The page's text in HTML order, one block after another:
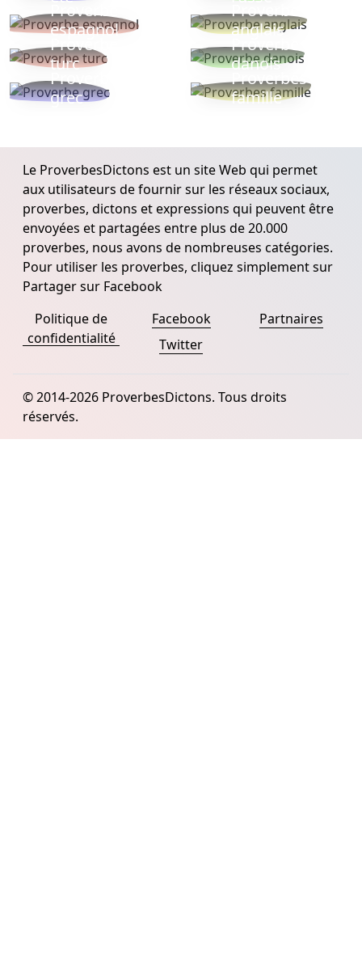
Proverbe
espagnol
Proverbe
anglais
Proverbe
turc
Proverbe
danois
Proverbe
grec
Proverbes
famille
Le ProverbesDictons est un site Web qui permet
aux utilisateurs de fournir sur les réseaux sociaux,
proverbes, dictons et expressions qui peuvent être
envoyées et partagées entre plus de 20.000
proverbes, nous avons de nombreuses catégories.
Pour utiliser les proverbes, cliquez simplement sur
Partager sur Facebook
Politique de
confidentialité
Facebook
Twitter
Partnaires
© 2014-2026 ProverbesDictons. Tous droits
réservés.